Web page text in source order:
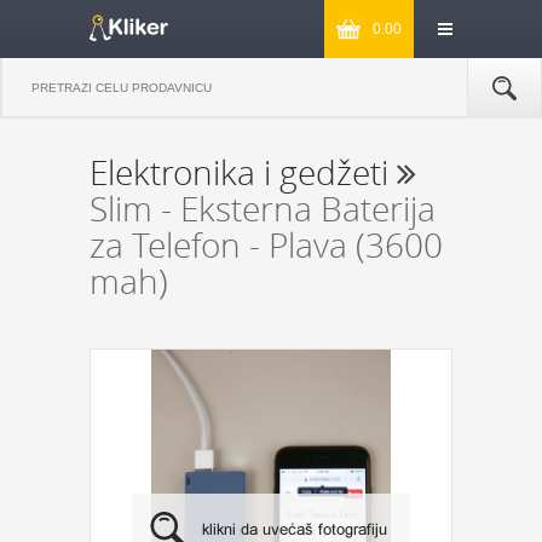
0.00
Elektronika i gedžeti
Slim - Eksterna Baterija
za Telefon - Plava (3600
mah)